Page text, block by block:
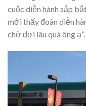
cuộc diễn hành sắp
mới thấy đoàn diễn
chờ đợi lâu quá ông ạ”.